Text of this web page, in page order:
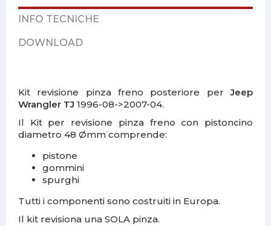
INFO TECNICHE
DOWNLOAD
Kit revisione pinza freno posteriore perJeep
Wrangler TJ 1996-08->2007-04.
Il Kit per revisione pinza freno con pistoncino
diametro 48 Ømm comprende:
pistone
gommini
spurghi
Tutti i componenti sono costruiti in Europa.
Il kit revisiona una SOLA pinza.